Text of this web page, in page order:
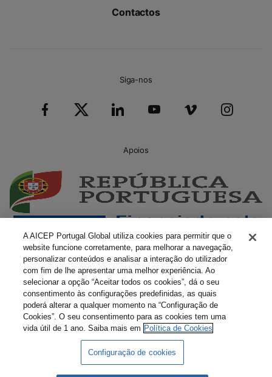
Contactos
Siga-nos
Apoios
Livro Amarelo Eletrónico
A AICEP Portugal Global utiliza cookies para permitir que o
website funcione corretamente, para melhorar a navegação,
personalizar conteúdos e analisar a interação do utilizador
com fim de lhe apresentar uma melhor experiência. Ao
selecionar a opção “Aceitar todos os cookies”, dá o seu
consentimento às configurações predefinidas, as quais
poderá alterar a qualquer momento na “Configuração de
Cookies”. O seu consentimento para as cookies tem uma
vida útil de 1 ano. Saiba mais em Política de Cookies
Configuração de cookies